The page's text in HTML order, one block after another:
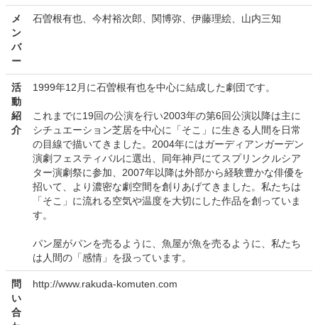
メ
ン
バ
ー
石曽根有也、今村裕次郎、関博弥、伊藤理絵、山内三知
活
動
紹
介
1999年12月に石曽根有也を中心に結成した劇団です。
これまでに19回の公演を行い2003年の第6回公演以降は主に
シチュエーション芝居を中心に「そこ」に生きる人間を日常
の目線で描いてきました。2004年にはガーディアンガーデン
演劇フェスティバルに選出、同年神戸にてスプリンクルシア
ター演劇祭に参加、2007年以降は外部から経験豊かな俳優を
招いて、より濃密な劇空間を創りあげてきました。私たちは
「そこ」に流れる空気や温度を大切にした作品を創っていま
す。
パン屋がパンを売るように、魚屋が魚を売るように、私たち
は人間の「感情」を扱っています。
問
い
合
http://www.rakuda-komuten.com